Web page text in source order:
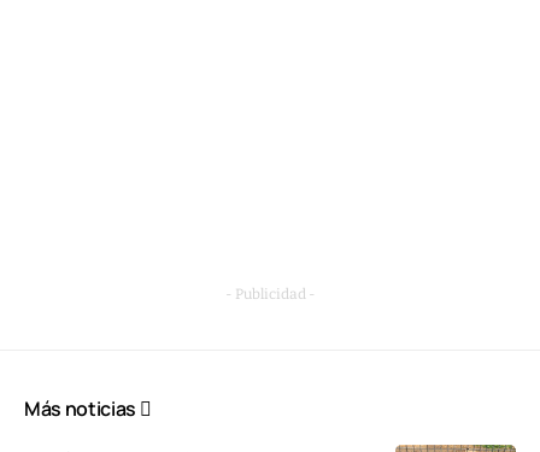
- Publicidad -
Más noticias